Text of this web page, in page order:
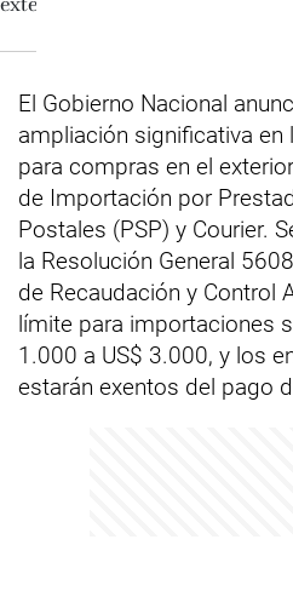
El Gobierno Nacional
ampliación significativa
para compras en el
de Importación por
Postales (PSP) y Courier.
la Resolución General
de Recaudación y Control
límite para importaciones
1.000 a US$ 3.000, y los
estarán exentos del pago